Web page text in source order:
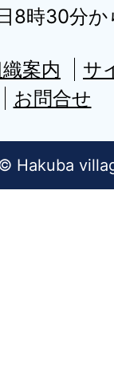
8時30分か
案内
サ
お問合せ
Hakuba